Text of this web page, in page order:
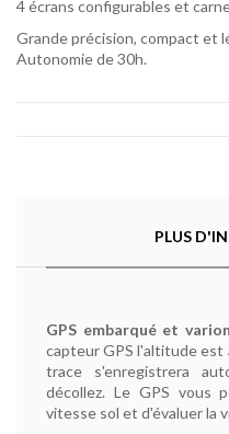
4 écrans configurables et
Grande précision, compact et
Autonomie de 30h.
PLUS
GPS embarqué et
capteur GPS l'altitude est
trace s'enregistrera
décollez. Le GPS vous
vitesse sol et d'évaluer la